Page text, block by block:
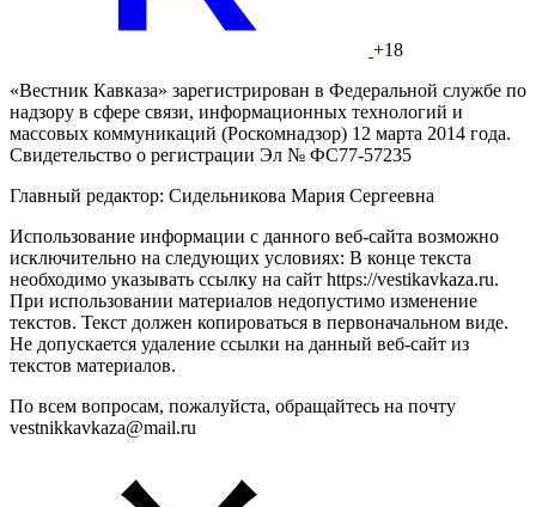
+18
«Вестник Кавказа» зарегистрирован в Федеральной службе по
надзору в сфере связи, информационных технологий и
массовых коммуникаций (Роскомнадзор) 12 марта 2014 года.
Свидетельство о регистрации Эл № ФС77-57235
Главный редактор: Сидельникова Мария Сергеевна
Использование информации с данного веб-сайта возможно
исключительно на следующих условиях: В конце текста
необходимо указывать ссылку на сайт https://vestikavkaza.ru.
При использовании материалов недопустимо изменение
текстов. Текст должен копироваться в первоначальном виде.
Не допускается удаление ссылки на данный веб-сайт из
текстов материалов.
По всем вопросам, пожалуйста, обращайтесь на почту
vestnikkavkaza@mail.ru